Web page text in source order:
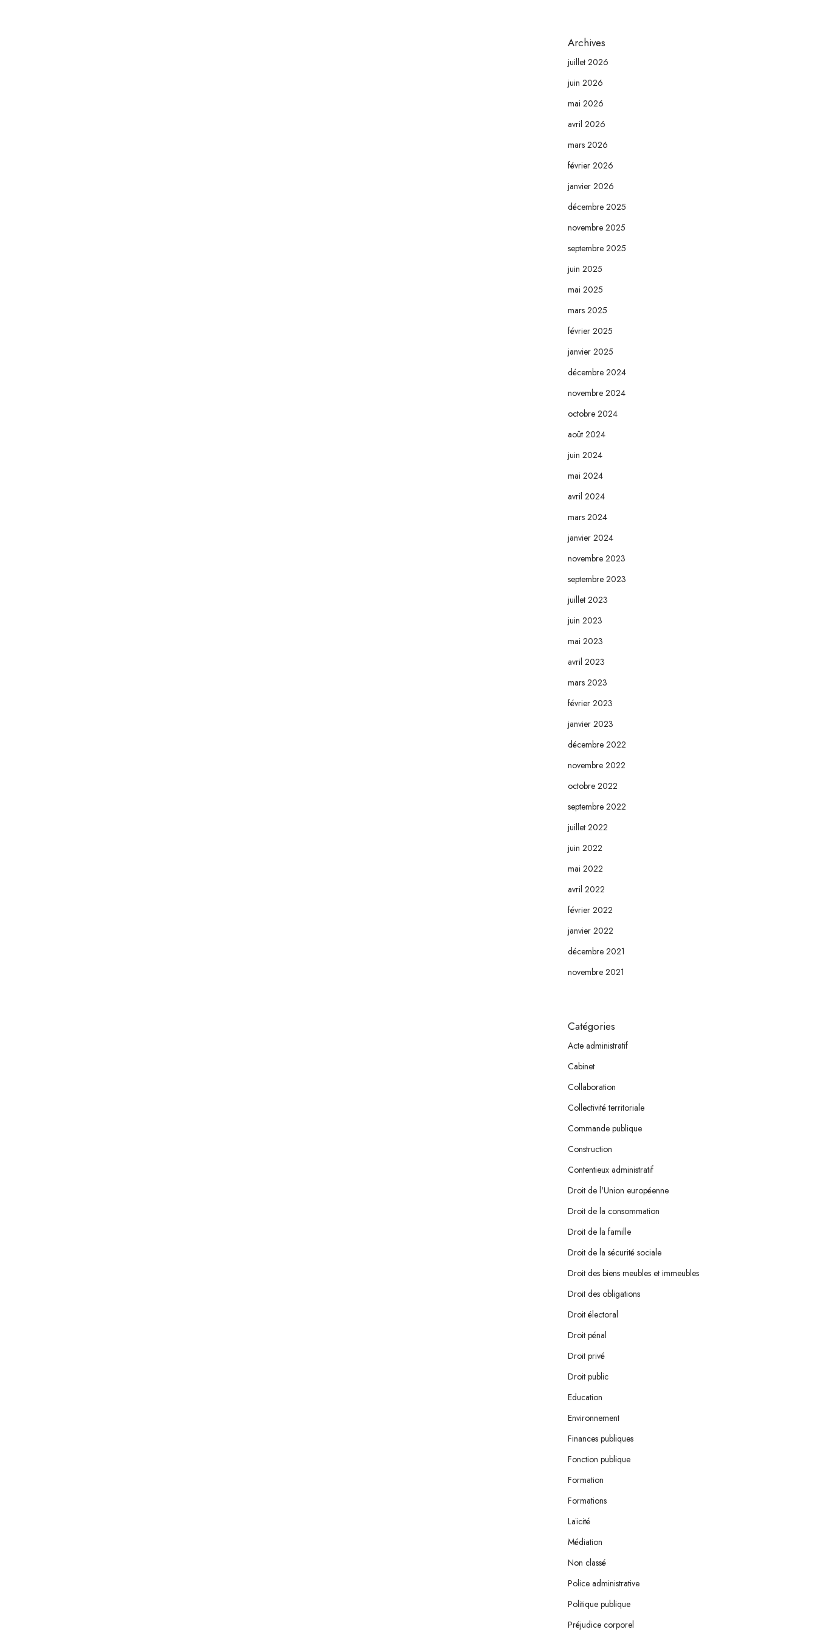
Archives
juillet 2026
juin 2026
mai 2026
avril 2026
mars 2026
février 2026
janvier 2026
décembre 2025
novembre 2025
septembre 2025
juin 2025
mai 2025
mars 2025
février 2025
janvier 2025
décembre 2024
novembre 2024
octobre 2024
août 2024
juin 2024
mai 2024
avril 2024
mars 2024
janvier 2024
novembre 2023
septembre 2023
juillet 2023
juin 2023
mai 2023
avril 2023
mars 2023
février 2023
janvier 2023
décembre 2022
novembre 2022
octobre 2022
septembre 2022
juillet 2022
juin 2022
mai 2022
avril 2022
février 2022
janvier 2022
décembre 2021
novembre 2021
Catégories
Acte administratif
Cabinet
Collaboration
Collectivité territoriale
Commande publique
Construction
Contentieux administratif
Droit de l'Union européenne
Droit de la consommation
Droit de la famille
Droit de la sécurité sociale
Droit des biens meubles et immeubles
Droit des obligations
Droit électoral
Droit pénal
Droit privé
Droit public
Education
Environnement
Finances publiques
Fonction publique
Formation
Formations
Laïcité
Médiation
Non classé
Police administrative
Politique publique
Préjudice corporel